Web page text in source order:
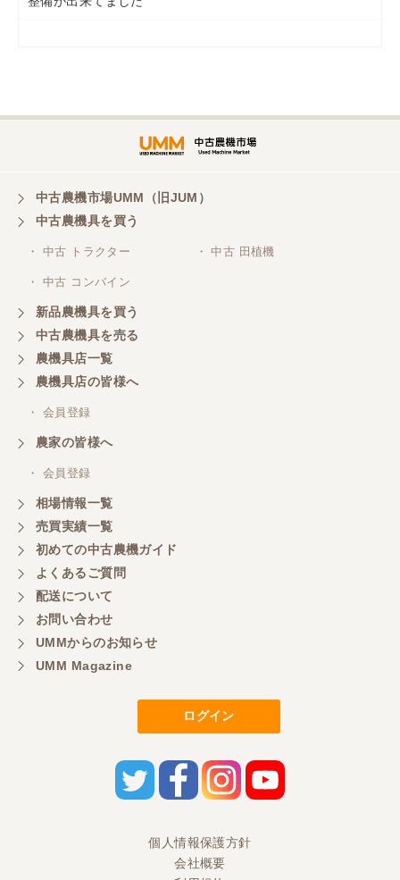
株式会社トミタモータース
三重県／株式会社 ケイ・エス・エンタープライズ
中古農機市場UMM（旧JUM）
中古農機具を買う
・ 中古 トラクター ・ 中古 田植機
・ 中古 コンバイン
新品農機具を買う
中古農機具を売る
農機具店一覧
農機具店の皆様へ
・ 会員登録
農家の皆様へ
・ 会員登録
相場情報一覧
売買実績一覧
初めての中古農機ガイド
よくあるご質問
配送について
お問い合わせ
UMMからのお知らせ
UMM Magazine
ログイン
個人情報保護方針
会社概要